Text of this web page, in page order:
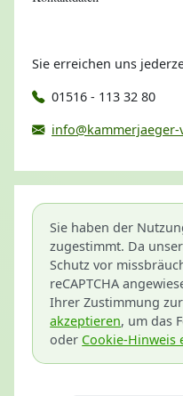
Sie erreichen uns
01516 - 113 32 80
Sie haben der
zugestimmt. Da
Schutz vor
reCAPTCHA
Ihrer Zustimmung
akzeptieren, um das
oder Cookie-Hinweis